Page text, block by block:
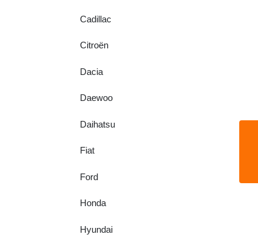
Cadillac
Citroën
Dacia
Daewoo
Daihatsu
Fiat
Ford
Honda
Hyundai